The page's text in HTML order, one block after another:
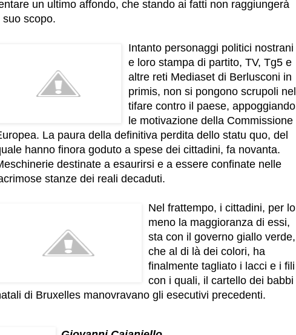
un ultimo affondo, che stando ai fatti non raggiungerà
suo scopo.
Intanto personaggi politici nostrani
e loro stampa di partito, TV, Tg5 e
altre reti Mediaset di Berlusconi in
primis, non si pongono scrupoli nel
tifare contro il paese, appoggiando
le motivazione della Commissione
La paura della definitiva perdita dello statu quo, del
hanno finora goduto a spese dei cittadini, fa novanta.
destinate a esaurirsi e a essere confinate nelle
stanze dei reali decaduti.
Nel frattempo, i cittadini, per lo
meno la maggioranza di essi,
sta con il governo giallo verde,
che al di là dei colori, ha
finalmente tagliato i lacci e i fili
con i quali, il cartello dei babbi
di Bruxelles manovravano gli esecutivi precedenti.